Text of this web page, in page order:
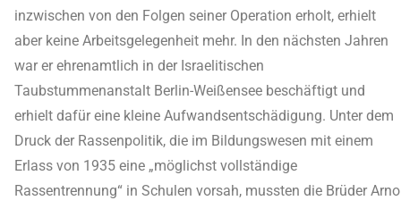
inzwischen von den Folgen seiner Operation erholt, erhielt
aber keine Arbeitsgelegenheit mehr. In den nächsten Jahren
war er ehrenamtlich in der Israelitischen
Taubstummenanstalt Berlin-Weißensee beschäftigt und
erhielt dafür eine kleine Aufwandsentschädigung. Unter dem
Druck der Rassenpolitik, die im Bildungswesen mit einem
Erlass von 1935 eine „möglichst vollständige
Rassentrennung“ in Schulen vorsah, mussten die Brüder Arno